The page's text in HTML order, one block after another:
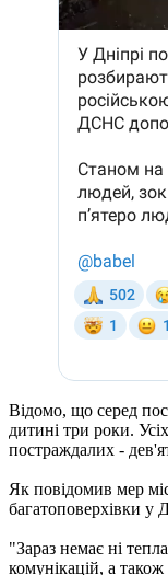
Відомо, що серед
дитині три роки. Усіх
постраждалих -
Як повідомив мер
багатоповерхівки у
"Зараз немає ні
комунікацій, а також